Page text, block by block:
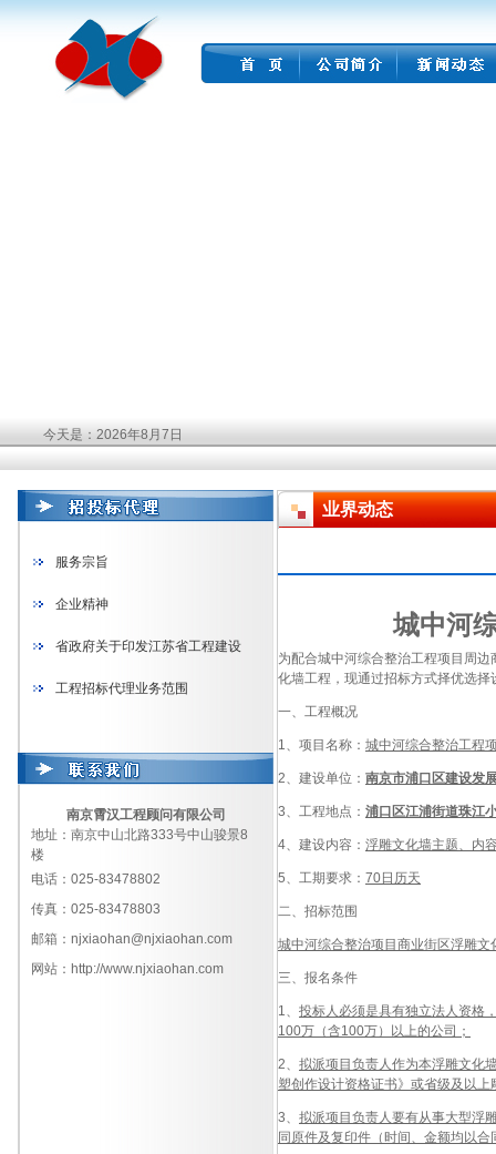
今天是：2026年8月7日
服务宗旨
企业精神
省政府关于印发江苏省工程建设
工程招标代理业务范围
南京霄汉工程顾问有限公司
地址：南京中山北路333号中山骏景8
楼
电话：025-83478802
传真：025-83478803
邮箱：njxiaohan@njxiaohan.com
网站：http://www.njxiaohan.com
业界动态
城中河
为配合城中河综合整治工程项目周
化墙工程，现通过招标方式择优选
一、工程概况
1、项目名称： 城中河综合整治工程
2、建设单位： 南京市浦口区建设发
3、工程地点： 浦口区江浦街道珠江
4、建设内容： 浮雕文化墙主题、内
5、工期要求： 70日历天
二、招标范围
城中河综合整治项目商业街区浮雕文
三、报名条件
1、 投标人必须是具有独立法人资格
100万（含100万）以上的公司；
2、 拟派项目负责人作为本浮雕文化
塑创作设计资格证书》或省级及以
3、 拟派项目负责人要有从事大型浮
同原件及复印件（时间、金额均以